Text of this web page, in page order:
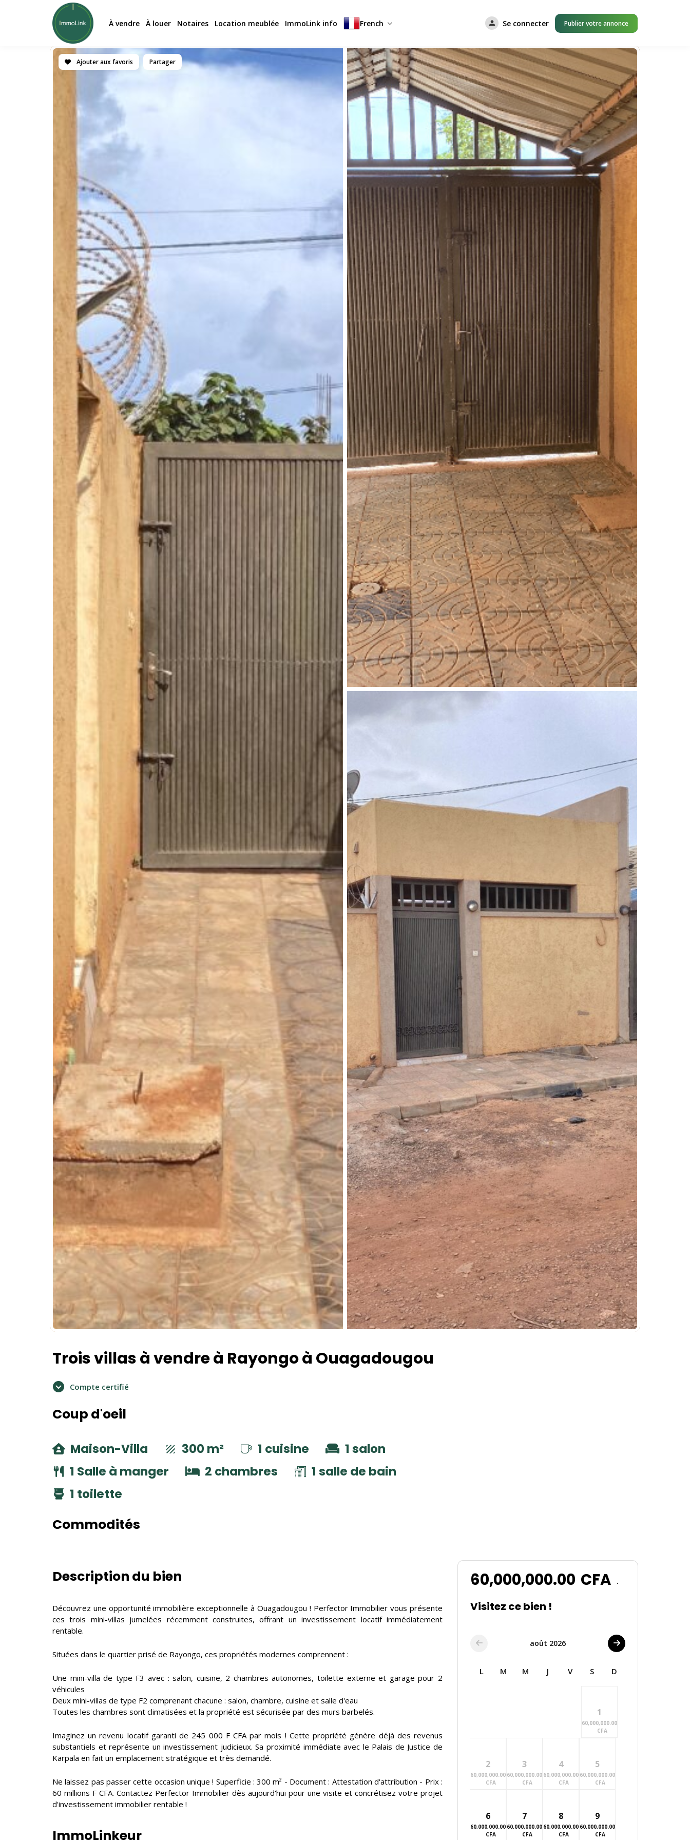
À vendre À louer Notaires Location meublée ImmoLink info French Se connecter Publier votre annonce
Ajouter aux favoris Partager
Trois villas à vendre à Rayongo à Ouagadougou
Compte certifié
Coup d'oeil
Maison-Villa 300 m² 1 cuisine
1 salon
1 Salle à manger
2 chambres
1 salle de bain
1 toilette
Commodités
Description du bien
Découvrez une opportunité immobilière exceptionnelle à Ouagadougou ! Perfector Immobilier vous présente
ces trois mini-villas jumelées récemment construites, offrant un investissement locatif immédiatement
rentable.
Situées dans le quartier prisé de Rayongo, ces propriétés modernes comprennent :
Une mini-villa de type F3 avec : salon, cuisine, 2 chambres autonomes, toilette externe et garage pour 2
véhicules
Deux mini-villas de type F2 comprenant chacune : salon, chambre, cuisine et salle d'eau
Toutes les chambres sont climatisées et la propriété est sécurisée par des murs barbelés.
Imaginez un revenu locatif garanti de 245 000 F CFA par mois ! Cette propriété génère déjà des revenus
substantiels et représente un investissement judicieux. Sa proximité immédiate avec le Palais de Justice de
Karpala en fait un emplacement stratégique et très demandé.
Ne laissez pas passer cette occasion unique ! Superficie : 300 m² - Document : Attestation d'attribution - Prix :
60 millions F CFA. Contactez Perfector Immobilier dès aujourd'hui pour une visite et concrétisez votre projet
d'investissement immobilier rentable !
ImmoLinkeur
60,000,000.00 CFA .
Visitez ce bien !
août 2026
L M M J V S D
1
60,000,000.00
CFA
2
60,000,000.00
CFA
3
60,000,000.00
CFA
4
60,000,000.00
CFA
5
60,000,000.00
CFA
6
60,000,000.00
CFA
7
60,000,000.00
CFA
8
60,000,000.00
CFA
9
60,000,000.00
CFA